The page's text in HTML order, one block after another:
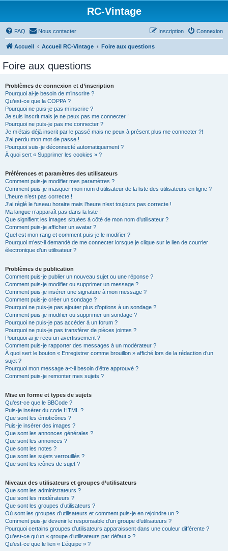
RC-Vintage
FAQ Nous contacter Connexion
Inscription
Accueil Accueil RC-Vintage Foire aux questions
Foire aux questions
Problèmes de connexion et d’inscription
Pourquoi ai-je besoin de m’inscrire ?
Qu’est-ce que la COPPA ?
Pourquoi ne puis-je pas m’inscrire ?
Je suis inscrit mais je ne peux pas me connecter !
Pourquoi ne puis-je pas me connecter ?
Je m’étais déjà inscrit par le passé mais ne peux à présent plus me connecter ?!
J’ai perdu mon mot de passe !
Pourquoi suis-je déconnecté automatiquement ?
À quoi sert « Supprimer les cookies » ?
Préférences et paramètres des utilisateurs
Comment puis-je modifier mes paramètres ?
Comment puis-je masquer mon nom d’utilisateur de la liste des utilisateurs en ligne ?
L’heure n’est pas correcte !
J’ai réglé le fuseau horaire mais l’heure n’est toujours pas correcte !
Ma langue n’apparaît pas dans la liste !
Que signifient les images situées à côté de mon nom d’utilisateur ?
Comment puis-je afficher un avatar ?
Quel est mon rang et comment puis-je le modifier ?
Pourquoi m’est-il demandé de me connecter lorsque je clique sur le lien de courrier
électronique d’un utilisateur ?
Problèmes de publication
Comment puis-je publier un nouveau sujet ou une réponse ?
Comment puis-je modifier ou supprimer un message ?
Comment puis-je insérer une signature à mon message ?
Comment puis-je créer un sondage ?
Pourquoi ne puis-je pas ajouter plus d’options à un sondage ?
Comment puis-je modifier ou supprimer un sondage ?
Pourquoi ne puis-je pas accéder à un forum ?
Pourquoi ne puis-je pas transférer de pièces jointes ?
Pourquoi ai-je reçu un avertissement ?
Comment puis-je rapporter des messages à un modérateur ?
À quoi sert le bouton « Enregistrer comme brouillon » affiché lors de la rédaction d’un
sujet ?
Pourquoi mon message a-t-il besoin d’être approuvé ?
Comment puis-je remonter mes sujets ?
Mise en forme et types de sujets
Qu’est-ce que le BBCode ?
Puis-je insérer du code HTML ?
Que sont les émoticônes ?
Puis-je insérer des images ?
Que sont les annonces générales ?
Que sont les annonces ?
Que sont les notes ?
Que sont les sujets verrouillés ?
Que sont les icônes de sujet ?
Niveaux des utilisateurs et groupes d’utilisateurs
Que sont les administrateurs ?
Que sont les modérateurs ?
Que sont les groupes d’utilisateurs ?
Où sont les groupes d’utilisateurs et comment puis-je en rejoindre un ?
Comment puis-je devenir le responsable d’un groupe d’utilisateurs ?
Pourquoi certains groupes d’utilisateurs apparaissent dans une couleur différente ?
Qu’est-ce qu’un « groupe d’utilisateurs par défaut » ?
Qu’est-ce que le lien « L’équipe » ?